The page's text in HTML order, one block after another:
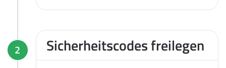
2 Sicherheitscodes freilegen